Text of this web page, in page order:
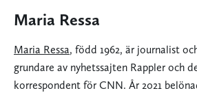
Maria Ressa
Maria Ressa, född 1962, är journalist
grundare av nyhetssajten Rappler och
korrespondent för CNN. År 2021